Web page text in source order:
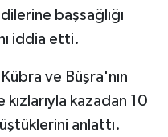
başsağlığı
iddia etti.
ve Büşra'nın
kazadan 10
anlattı.